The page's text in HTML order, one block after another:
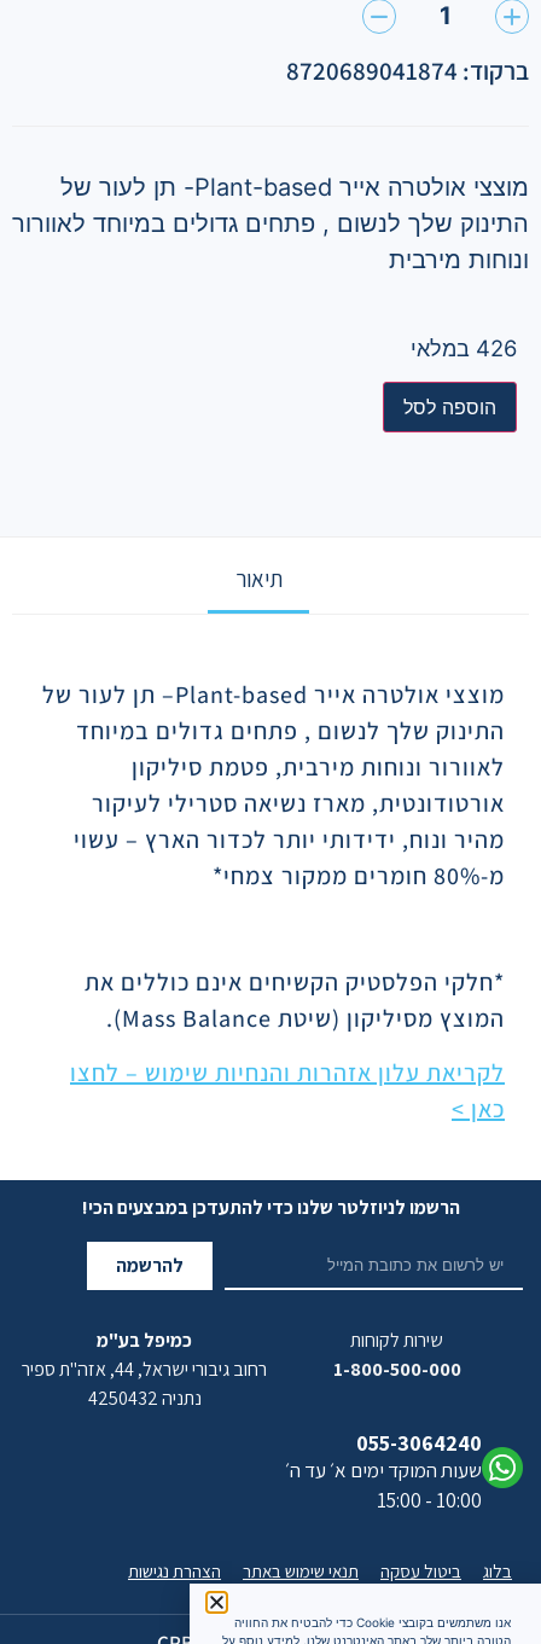
1
ברקוד: 8720689041874
מוצצי אולטרה אייר Plant-based- תן לעור של
התינוק שלך לנשום , פתחים גדולים במיוחד לאוורור
ונוחות מירבית
426 במלאי
הוספה לסל
תיאור
מוצצי אולטרה אייר Plant-based– תן לעור של
התינוק שלך לנשום , פתחים גדולים במיוחד
לאוורור ונוחות מירבית, פטמת סיליקון
אורטודונטית, מארז נשיאה סטרילי לעיקור
מהיר ונוח, ידידותי יותר לכדור הארץ – עשוי
מ-80% חומרים ממקור צמחי*
*חלקי הפלסטיק הקשיחים אינם כוללים את
המוצץ מסיליקון (שיטת Mass Balance
).
לקריאת עלון אזהרות והנחיות שימוש – לחצו
כאן >
הרשמו לניוזלטר שלנו כדי להתעדכן במבצעים הכי!
להרשמה
שירות לקוחות
1-800-500-000
055-3064240
שעות המוקד ימים א׳ עד ה׳
10:00 - 15:00
כמיפל בע"מ
רחוב גיבורי ישראל, 44, אזה"ת ספיר
נתניה 4250432
בלוג ביטול עסקה תנאי שימוש באתר הצהרת נגישות
אנו משתמשים בקובצי Cookie כדי להבטיח את החוויה
הטובה ביותר שלך באתר האינטרנט שלנו. למידע נוסף על